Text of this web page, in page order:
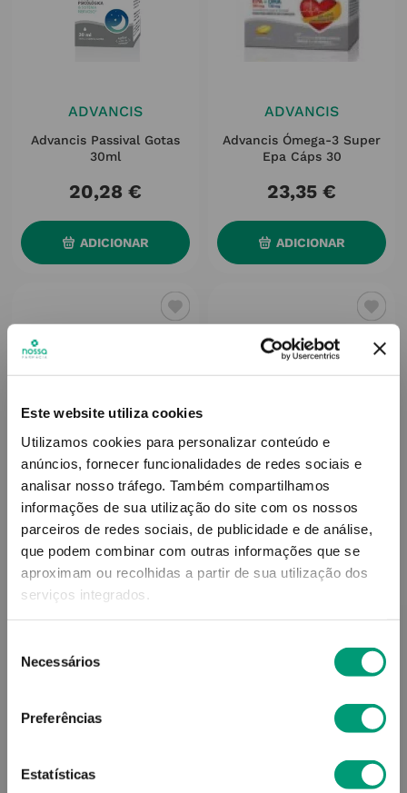
Este website utiliza cookies
Utilizamos cookies para personalizar conteúdo e
anúncios, fornecer funcionalidades de redes sociais e
analisar nosso tráfego. Também compartilhamos
informações de sua utilização do site com os nossos
parceiros de redes sociais, de publicidade e de análise,
que podem combinar com outras informações que se
aproximam ou recolhidas a partir de sua utilização dos
serviços integrados.
Necessários
Preferências
Estatísticas
ADVANCIS
Advancis Passival Gotas
30ml
20,28 €
ADICIONAR
ADVANCIS
Advancis Ómega-3 Super
Epa Cáps 30
23,35 €
ADICIONAR
ADVANCIS
Advancis Jointrix Ultra
Comp 30 + Cáps 30
32,04 €
ADVANCIS
Advancis Hepa Plus Amp
31,56 €
ADICIONAR